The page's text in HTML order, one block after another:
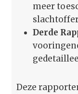
meer
Derde
Deze